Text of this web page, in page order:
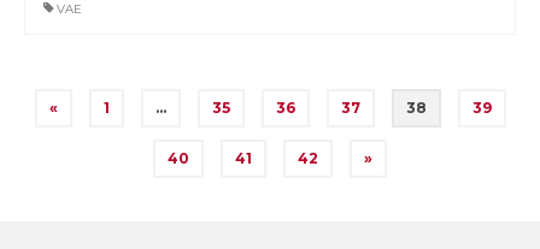
VAE
Pagination
« 1 … 35 36 37 38 39
40 41 42 »